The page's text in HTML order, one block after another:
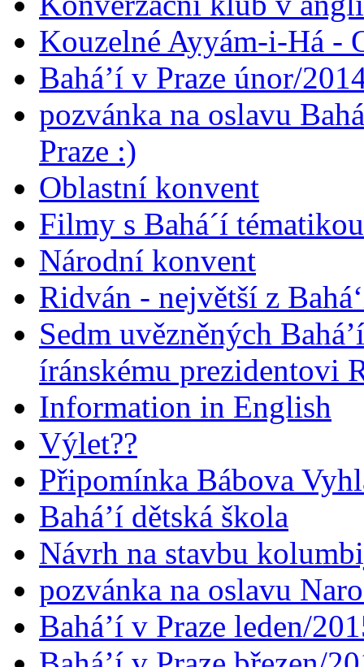
Kouzelné Ayyám-i-Há -
Bahá’í v Praze únor/
pozvánka na oslavu
Praze :)
Oblastní konvent
Filmy s Bahá´í
Národní konvent
Ridván - největší z
Sedm uvězněných
íránskému prezidentovi
Information in English
Výlet??
Připomínka Bábova
Bahá’í dětská škola
Návrh na stavbu
pozvánka na oslavu
Bahá’í v Praze leden/